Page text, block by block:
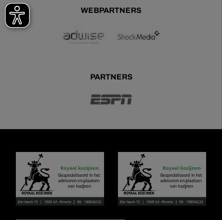
WEBPARTNERS
PARTNERS